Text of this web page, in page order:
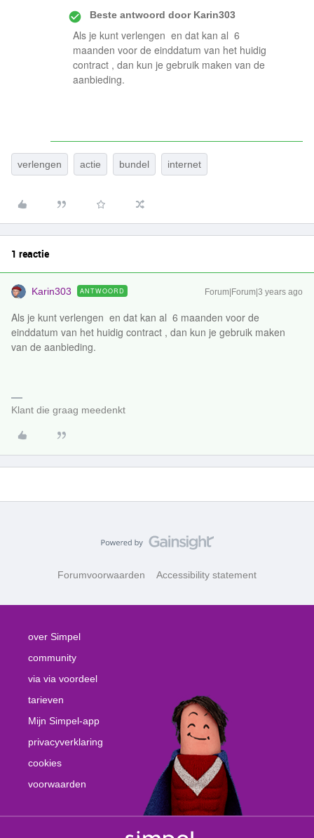
Beste antwoord doorKarin303
Als je kunt verlengen en dat kan al 6
maanden voor de einddatum van het huidig
contract , dan kun je gebruik maken van de
aanbieding.
verlengen actie bundel internet
1 reactie
Karin303 ANTWOORD Forum|Forum|3 years ago
Als je kunt verlengen en dat kan al 6 maanden voor de
einddatum van het huidig contract , dan kun je gebruik maken
van de aanbieding.
Klant die graag meedenkt
Forumvoorwaarden Accessibility statement
over Simpel
community
via via voordeel
tarieven
Mijn Simpel-app
privacyverklaring
cookies
voorwaarden